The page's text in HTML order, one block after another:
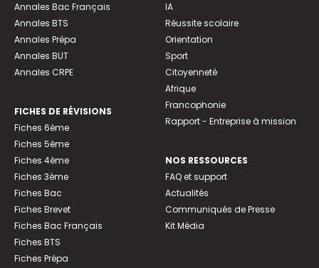
Annales Bac Français
Annales BTS
Annales Prépa
Annales BUT
Annales CRPE
FICHES DE RÉVISIONS
Fiches 6ème
Fiches 5ème
Fiches 4ème
Fiches 3ème
Fiches Bac
Fiches Brevet
Fiches Bac Français
Fiches BTS
Fiches Prépa
IA
Réussite scolaire
Orientation
Sport
Citoyenneté
Afrique
Francophonie
Rapport - Entreprise à mission
NOS RESSOURCES
FAQ et support
Actualités
Communiqués de Presse
Kit Média